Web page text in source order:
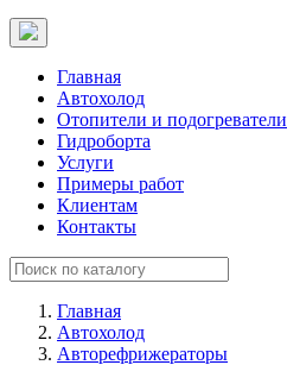
Главная
Автохолод
Отопители и подогреватели
Гидроборта
Услуги
Примеры работ
Клиентам
Контакты
Главная
Автохолод
Авторефрижераторы